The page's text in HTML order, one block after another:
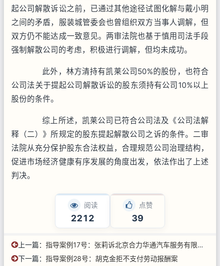
起公司解散诉讼之前，已通过其他途径试图化解与戴小明
之间的矛盾，服装城管委会也曾组织双方当事人调解，但
双方仍不能达成一致意见。两审法院也基于慎用司法手段
强制解散公司的考虑，积极进行调解，但均未成功。
此外，林方清持有凯莱公司50%的股份，也符合
公司法关于提起公司解散诉讼的股东须持有公司10%以上
股份的条件。
综上所述，凯莱公司已符合公司法及《公司法解
释（二）》所规定的股东提起解散公司之诉的条件。二审
法院从充分保护股东合法权益，合理规范公司治理结构，
促进市场经济健康有序发展的角度出发，依法作出了上述
判决。
阅读
2212
点赞
39
上一篇： 指导案例17号：张莉诉北京合力华通汽车服务有限公司买卖合同纠纷案
下一篇： 指导案例28号：胡克金拒不支付劳动报酬案